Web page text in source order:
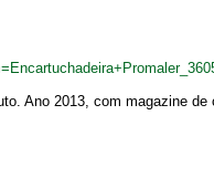
Ano 2013, com magazine